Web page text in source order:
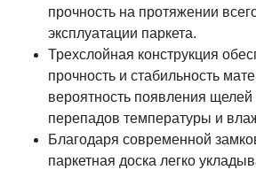
прочность на протяжении
эксплуатации паркета.
Трехслойная конструкция
прочность и стабильность
вероятность появления щелей
перепадов температуры и
Благодаря современной
паркетная доска легко